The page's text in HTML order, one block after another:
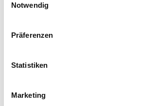
betätigen Sie anschließend den "OK"-Button:
Notwendig
Präferenzen
Statistiken
Marketing
info@kaemingk.com
https://www.kaemingk.com